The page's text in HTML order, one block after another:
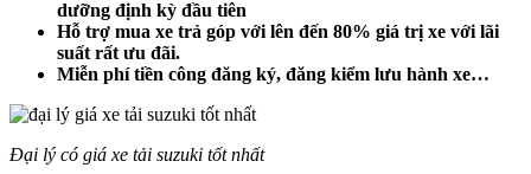
dưỡng định kỳ đầu tiên
Hỗ trợ mua xe trả góp với lên đến 80% giá trị xe với lãi
suất rất ưu đãi.
Miễn phí tiền công đăng ký, đăng kiểm lưu hành xe…
Đại lý có giá xe tải suzuki tốt nhất